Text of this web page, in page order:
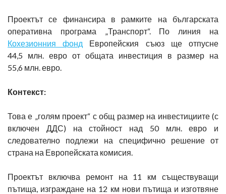
Проектът се финансира в рамките на българската
оперативна програма „Транспорт“. По линия на
Кохезионния фонд Европейския съюз ще отпусне
44,5 млн. евро от общата инвестиция в размер на
55,6 млн. евро.
Контекст:
Това е „голям проект“ с общ размер на инвестициите (с
включен ДДС) на стойност над 50 млн. евро и
следователно подлежи на специфично решение от
страна на Европейската комисия.
Проектът включва ремонт на 11 км съществуващи
пътища, изграждане на 12 км нови пътища и изготвяне